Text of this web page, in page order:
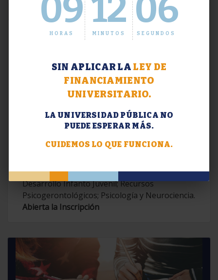
09
HORAS
12
MINUTOS
06
SEGUNDOS
SIN APLICAR LA LEY DE
FINANCIAMIENTO
UNIVERSITARIO.
LA UNIVERSIDAD PÚBLICA NO
PUEDE ESPERAR MÁS.
CUIDEMOS LO QUE FUNCIONA.
Extensión. Diplomaturas 2026.
Contemporáneas; Problemáticas en el
Desarrollo Infanto Juvenil; Recursos
Psicogerontológicos; Psicología y Neurociencia.
Abierta la Inscripción